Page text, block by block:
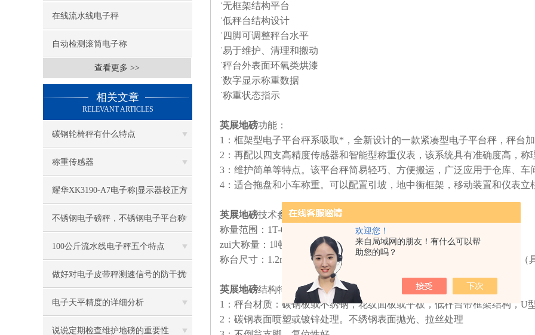
欢迎您！
来自局域网的朋友！有什么可以帮
助您的吗？
在线流水线电子秤
自动检测滚筒电子称
查看更多 >>
相关文章
RELEVANT ARTICLES
碳钢轮椅秤有什么特点
称重传感器
耀华XK3190-A7电子称|显示器校正方
法
不锈钢电子磅秤，不锈钢电子平台称
100公斤流水线电子秤五个特点
做好对电子皮带秤测速信号的防干扰
工作
电子天平精度的详细分析
说说定期检查维护地磅的重要性
˙无框架结构平台
˙低秤台结构设计
˙四脚可调整秤台水平
˙易于维护、清理和搬动
˙秤台外表面环氧类烘漆
˙数字显示称重数据
˙称重状态指示
英展地磅功能：
1：框架型电子平台秤系吸取*，全新设计的一款紧凑型电子平台秤，秤台
2：再配以四支高精度传感器和智能型称重仪表，该系统具有准确度高，称
3：维护简单等特点。该平台秤简易轻巧、方便搬运，广泛应用于仓库、车
4：适合拖盘和小车称重。可以配置引坡，地中衡框架，移动装置和仪表立
英展地磅技术参数：
称量范围：1T-0.2kg ,1.5T-0.5kg ,2T-0.5kg,3T-1kg ,5T-2kg, 10T-5kg
zui大称量：1吨 2吨 3吨 5吨 10吨 20吨
称台尺寸：1.2m×1.2m ,1.2m×1.5m, 1.2m×2m , 1m×1.5m, 1.5m×2m ,2m×2m
英展地磅结构特点：
1：秤台材质：碳钢板或不绣钢，花纹面板或平板，低秤台带框架结构，U
2：碳钢表面喷塑或镀锌处理。不绣钢表面抛光、拉丝处理